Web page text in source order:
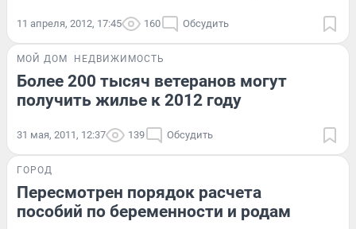
11 апреля, 2012, 17:45 160 Обсудить
МОЙ ДОМ НЕДВИЖИМОСТЬ
Более 200 тысяч ветеранов могут
получить жилье к 2012 году
31 мая, 2011, 12:37 139 Обсудить
ГОРОД
Пересмотрен порядок расчета
пособий по беременности и родам